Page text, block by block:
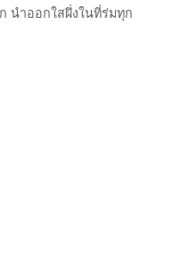
นำออกใสผึ่งในที่ร่มทุก